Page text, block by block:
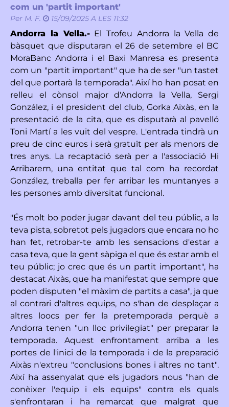
com un 'partit important'
Per M. F. 15/09/2025 A LES 11:32
Andorra la Vella.-El Trofeu Andorra la Vella de
bàsquet que disputaran el 26 de setembre el BC
MoraBanc Andorra i el Baxi Manresa es presenta
com un "partit important" que ha de ser "un tastet
del que portarà la temporada". Així ho han posat en
relleu el cònsol major d'Andorra la Vella, Sergi
González, i el president del club, Gorka Aixàs, en la
presentació de la cita, que es disputarà al pavelló
Toni Martí a les vuit del vespre. L'entrada tindrà un
preu de cinc euros i serà gratuït per als menors de
tres anys. La recaptació serà per a l'associació Hi
Arribarem, una entitat que tal com ha recordat
González, treballa per fer arribar les muntanyes a
les persones amb diversitat funcional.
"És molt bo poder jugar davant del teu públic, a la
teva pista, sobretot pels jugadors que encara no ho
han fet, retrobar-te amb les sensacions d'estar a
casa teva, que la gent sàpiga el que és estar amb el
teu públic; jo crec que és un partit important", ha
destacat Aixàs, que ha manifestat que sempre que
poden disputen "el màxim de partits a casa", ja que
al contrari d'altres equips, no s'han de desplaçar a
altres loocs per fer la pretemporada perquè a
Andorra tenen "un lloc privilegiat" per preparar la
temporada. Aquest enfrontament arriba a les
portes de l'inici de la temporada i de la preparació
Aixàs n'extreu "conclusions bones i altres no tant".
Així ha assenyalat que els jugadors nous "han de
conèixer l'equip i els equips" contra els quals
s'enfrontaran i ha remarcat que malgrat que